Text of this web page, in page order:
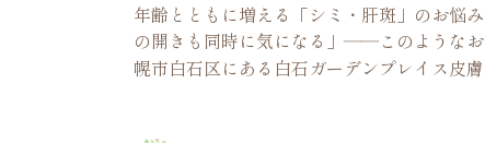
年齢とともに増える「シミ・肝斑」のお悩
の開きも同時に気になる」――このような
幌市白石区にある白石ガーデンプレイス皮